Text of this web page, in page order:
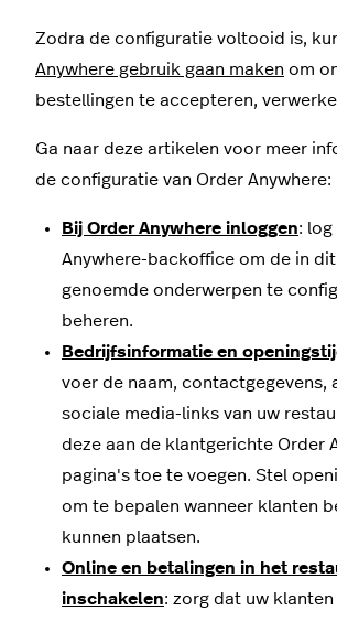
Zodra de configuratie voltooid is,
Anywhere gebruik gaan maken om
bestellingen te accepteren,
Ga naar deze artikelen voor meer
de configuratie van Order Anywhere:
Bij Order Anywhere inloggen:
Anywhere-backoffice om de in
genoemde onderwerpen te
beheren.
Bedrijfsinformatie en
voer de naam, contactgegevens,
sociale media-links van uw
deze aan de klantgerichte Order
pagina's toe te voegen. Stel
om te bepalen wanneer klanten
kunnen plaatsen.
Online en betalingen in het
inschakelen: zorg dat uw